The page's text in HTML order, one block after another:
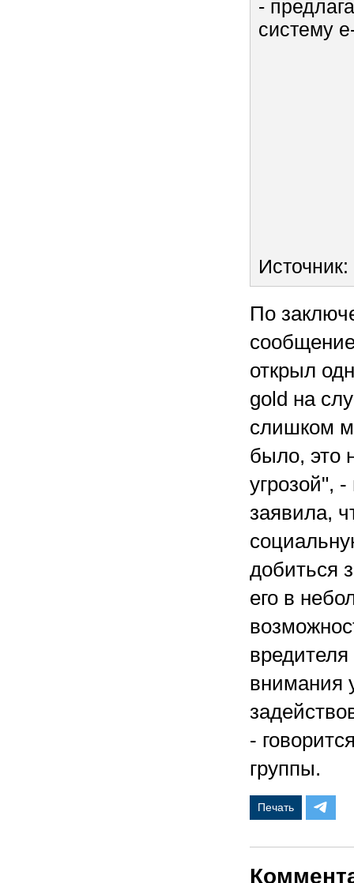
-
систему
По
открыл
gold на
слишком
было, это
угрозой",
заявила,
добиться
его в
внимания
-
группы.
Печать